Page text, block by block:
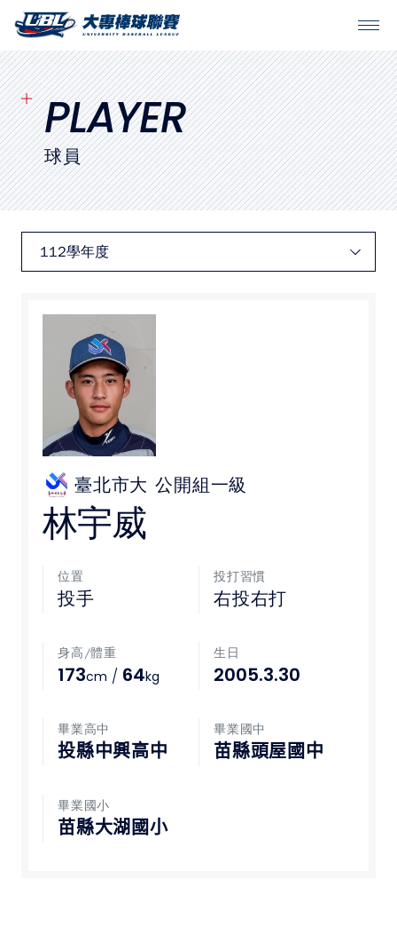
SITEMAP
首頁
球隊戰績
賽程表
球隊與球員
比賽場地
最新消息
媒體文章
下載專區
聯絡我們
POLICY
隱私權政策
網站使用條款
教育部體育署
中華民國大專院校體育總會
PLAYER
球員
臺北市大 公開組一級
林宇威
位置
投手
投打習慣
右投右打
身高/體重
173cm / 64kg
生日
2005.3.30
畢業高中
投縣中興高中
畢業國中
苗縣頭屋國中
畢業國小
苗縣大湖國小